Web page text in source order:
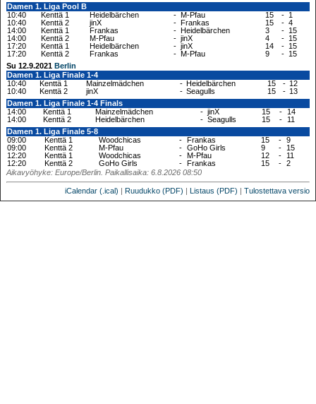
Damen 1. Liga Pool B
10:40
Kenttä 1 Heidelbärchen - M-Pfau 15 - 1
10:40
Kenttä 2 jinX - Frankas 15 - 4
14:00
Kenttä 1 Frankas - Heidelbärchen 3 - 15
14:00
Kenttä 2 M-Pfau - jinX 4 - 15
17:20
Kenttä 1 Heidelbärchen - jinX 14 - 15
17:20
Kenttä 2 Frankas - M-Pfau 9 - 15
Su 12.9.2021 Berlin
Damen 1. Liga Finale 1-4
10:40
Kenttä 1 Mainzelmädchen - Heidelbärchen 15 - 12
10:40
Kenttä 2 jinX - Seagulls 15 - 13
Damen 1. Liga Finale 1-4 Finals
14:00
Kenttä 1 Mainzelmädchen - jinX 15 -
14
14:00
Kenttä 2 Heidelbärchen - Seagulls 15 -
11
Damen 1. Liga Finale 5-8
09:00
Kenttä 1 Woodchicas - Frankas 15 - 9
09:00
Kenttä 2 M-Pfau - GoHo Girls 9 -
15
12:20
Kenttä 1 Woodchicas - M-Pfau 12 -
11
12:20
Kenttä 2 GoHo Girls - Frankas 15 - 2
Aikavyöhyke: Europe/Berlin. Paikallisaika: 6.8.2026 08:50
iCalendar (.ical) | Ruudukko (PDF) | Listaus (PDF) | Tulostettava versio